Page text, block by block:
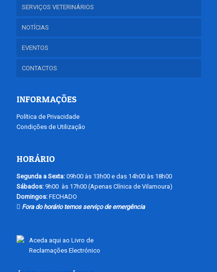
SERVIÇOS VETERINÁRIOS
NOTÍCIAS
EVENTOS
CONTACTOS
INFORMAÇÕES
Política de Privacidade
Condições de Utilização
HORÁRIO
Segunda a Sexta:09h00 às 13h00 e das 14h00 às 18h00
Sábados:9h00 às 17h00 (Apenas Clínica de Vilamoura)
Domingos:FECHADO
Fora do horário temos serviço de emergência
Aceda aqui ao Livro de
Reclamações Electrónico